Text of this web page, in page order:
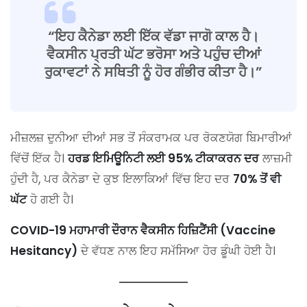
“ਇਹ ਕੈਨੇਡਾ ਲਈ ਇੱਕ ਵੱਡਾ ਜਾਗੋ ਕਾਲ ਹੈ।
ਵੈਕਸੀਨ ਪ੍ਰਤੀ ਘੱਟ ਭਰੋਸਾ ਅਤੇ ਪਹੁੰਚ ਦੀਆਂ
ਰੁਕਾਵਟਾਂ ਨੇ ਸਥਿਤੀ ਨੂੰ ਹੋਰ ਗੰਭੀਰ ਕੀਤਾ ਹੈ।”
ਮੀਜ਼ਲਜ਼ ਦੁਨੀਆ ਦੀਆਂ ਸਭ ਤੋਂ ਸੰਕਰਾਮਕ ਪਰ ਰੋਕਣਯੋਗ ਬਿਮਾਰੀਆਂ
ਵਿੱਚੋਂ ਇੱਕ ਹੈ।ਹਰਡ ਇਮਿਊਨਿਟੀ ਲਈ 95% ਟੀਕਾਕਰਨ ਦਰਲਾਜ਼ਮੀ
ਹੁੰਦੀ ਹੈ, ਪਰ ਕੈਨੇਡਾ ਦੇ ਕੁਝ ਇਲਾਕਿਆਂ ਵਿੱਚ ਇਹ ਦਰ 70% ਤੋਂ ਵੀ
ਘੱਟਹੋ ਗਈ ਹੈ।
COVID-19 ਮਹਾਮਾਰੀ ਦੌਰਾਨ ਵੈਕਸੀਨ ਹਿਜ਼ਿਟੈਂਸੀ (Vaccine
Hesitancy) ਦੇ ਵੱਧਣ ਨਾਲ ਇਹ ਸਮੱਸਿਆ ਹੋਰ ਡੂੰਘੀ ਹੋਈ ਹੈ।